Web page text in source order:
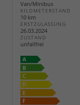
Van/Minibus
KILOMETERSTAND
10 km
ERSTZULASSUNG
26.03.2024
ZUSTAND
unfallfrei